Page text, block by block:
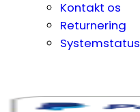
Kontakt os
Returnering
Systemstatus